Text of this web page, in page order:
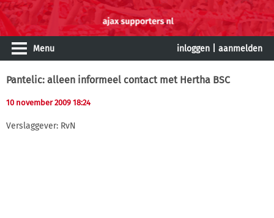
Menu inloggen aanmelden
Pantelic: alleen informeel contact met Hertha BSC
10 november 2009 18:24
Verslaggever: RvN